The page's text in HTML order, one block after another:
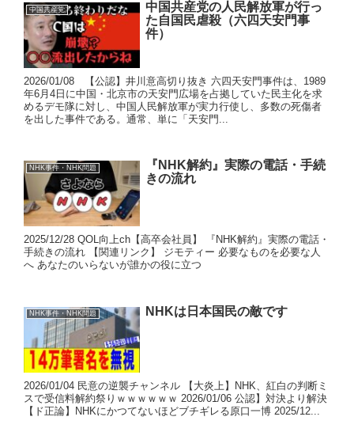
中国共産党
中国共産党の人民解放軍が行っ
た自国民虐殺（六四天安門事
件）
2026/01/08 【公認】井川意高切り抜き 六四天安門事件は、1989
年6月4日に中国・北京市の天安門広場を占拠していた民主化を求
めるデモ隊に対し、中国人民解放軍が実力行使し、多数の死傷者
を出した事件である。通常、単に「天安門...
NHK事件・NHK問題
『NHK解約』実際の電話・手続
きの流れ
2025/12/28 QOL向上ch【高卒会社員】 『NHK解約』実際の電話・
手続きの流れ 【関連リンク】 ジモティー 必要なものを必要な人
へ あなたのいらないが誰かの役に立つ
NHK事件・NHK問題 NHKは日本国民の敵です
2026/01/04 民意の逆襲チャンネル 【大炎上】NHK、紅白の判断ミ
スで受信料解約祭りｗｗｗｗｗｗ 2026/01/06 公認】対決より解決
【ド正論】NHKにかつてないほどブチギレる原口一博 2025/12...